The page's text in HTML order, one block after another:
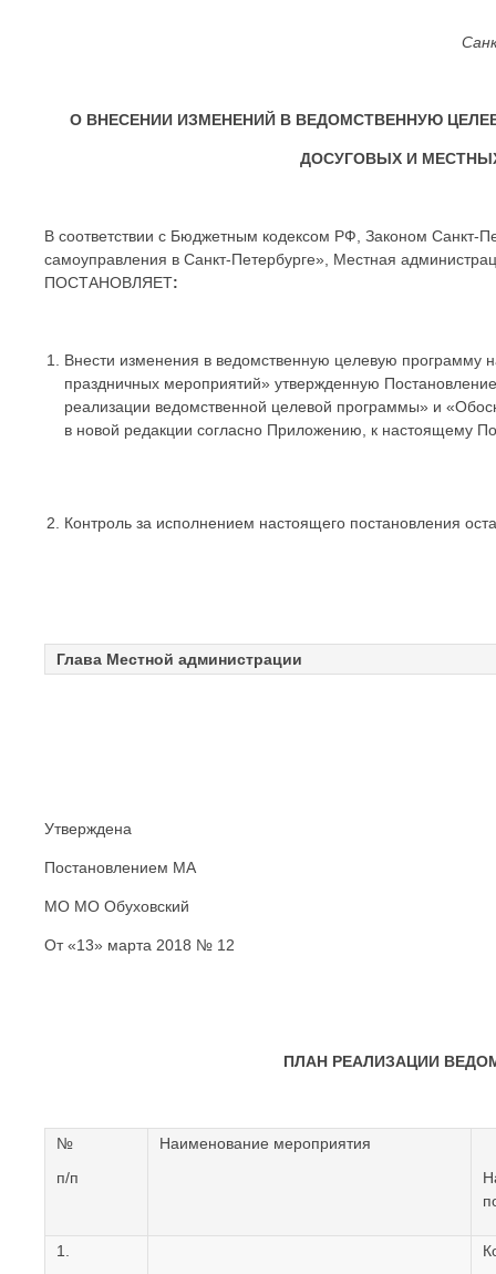
О ВНЕСЕНИИ ИЗМЕНЕНИЙ В ВЕДОМСТВЕННУЮ
ДОСУГОВЫХ И
В соответствии с Бюджетным кодексом РФ, Законом Санкт-
самоуправления в Санкт-Петербурге», Местная
ПОСТАНОВЛЯЕТ:
Внести изменения в ведомственную целевую программу
праздничных мероприятий» утвержденную
реализации ведомственной целевой программы» и
в новой редакции согласно Приложению, к настоящему
Контроль за исполнением настоящего постановления
Глава Местной администрации
Утверждена
Постановлением МА
МО МО Обуховский
От «13» марта 2018 № 12
ПЛАН РЕАЛИЗАЦИИ
№
п/п
Наименование мероприятия
1.